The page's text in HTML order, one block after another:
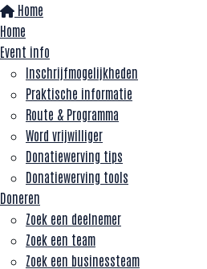
Home
Home
Event info
Inschrijfmogelijkheden
Praktische informatie
Route & Programma
Word vrijwilliger
Donatiewerving tips
Donatiewerving tools
Doneren
Zoek een deelnemer
Zoek een team
Zoek een businessteam